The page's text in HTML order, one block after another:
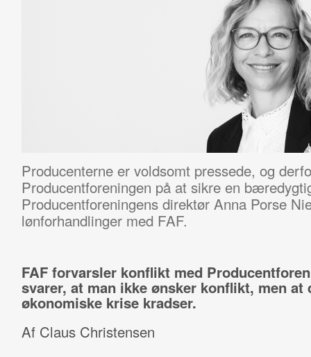
Producenterne er voldsomt pressede, og
Producentforeningen på at sikre en
Producentforeningens direktør Anna Porse
lønforhandlinger med FAF.
FAF forvarsler konflikt med
svarer, at man ikke ønsker konflikt, men at
økonomiske krise kradser.
Af Claus Christensen